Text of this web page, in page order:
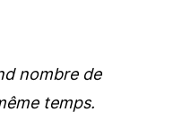
nombre de
temps.